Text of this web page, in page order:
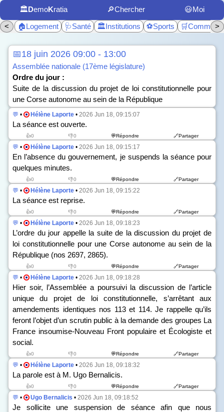
🏛️DemoKratia 🔎Chercher
😃Moi
<
🏠Logement 🩺Santé 🏛️Institutions ⚽Sports >
📅18 juin 2026 09:00 - 13:00
Assemblée nationale (17ème législature)
Ordre du jour :
Suite de la discussion du projet de loi constitutionnelle pour
une Corse autonome au sein de la République
💬 • Hélène Laporte • 2026 Jun 18, 09:15:07
La séance est ouverte.
👍0 👎0 💬Répondre 🔗Partager
💬 • Hélène Laporte • 2026 Jun 18, 09:15:17
En l’absence du gouvernement, je suspends la séance pour
quelques minutes.
👍0 👎0 💬Répondre 🔗Partager
💬 • Hélène Laporte • 2026 Jun 18, 09:15:22
La séance est reprise.
👍0 👎0 💬Répondre 🔗Partager
💬 • Hélène Laporte • 2026 Jun 18, 09:18:23
L’ordre du jour appelle la suite de la discussion du projet de
loi constitutionnelle pour une Corse autonome au sein de la
République (nos 2697, 2865).
👍0 👎0 💬Répondre 🔗Partager
💬 • Hélène Laporte • 2026 Jun 18, 09:18:28
Hier soir, l’Assemblée a poursuivi la discussion de l’article
unique du projet de loi constitutionnelle, s’arrêtant aux
amendements identiques nos 113 et 114. Je rappelle qu’ils
feront l’objet d’un scrutin public à la demande des groupes La
France insoumise-Nouveau Front populaire et Écologiste et
social.
👍0 👎0 💬Répondre 🔗Partager
💬 • Hélène Laporte • 2026 Jun 18, 09:18:32
La parole est à M. Ugo Bernalicis.
👍0 👎0 💬Répondre 🔗Partager
💬 • Ugo Bernalicis • 2026 Jun 18, 09:18:52
Je sollicite une suspension de séance afin que nous